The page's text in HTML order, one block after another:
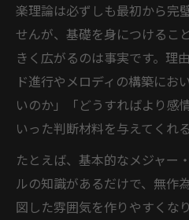
楽理論は必ずしも最初から完
せんが、基礎を身につけるこ
きく広がるのは事実です。理
ド進行やメロディの構築にお
いのか」「どうすればより感
いった判断材料を与えてくれ
たとえば、基本的なメジャー
ルの知識があるだけで、無作
図した雰囲気を作りやすくな